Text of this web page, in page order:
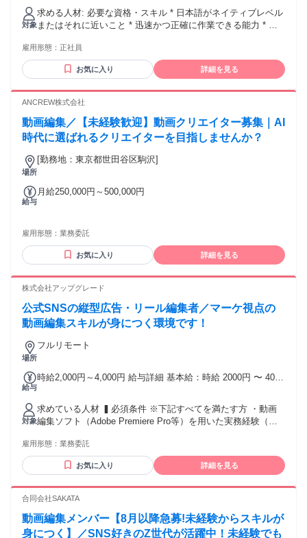
￥47,500〜￥48,000（30時間相当分）を含む。30時間を超え
る残業代は追加で支給する。 みなし残業: 月30時間以内の残
業はみなし残業として扱われます。
対象
求める人材: 必要な資格・スキル * 日本語がネイティブレベル
またはそれに近いこと * 迅速かつ正確に作業できる能力 * 大
能力とコミュニケーション能力 * 細部に注意を払い、自主的
に仕事ができること * ChromeOSおよびG Suite（ドキュメン
ト、スプレッドシート、スライド）に習熟していること * 入
として必要です * 日本国内に在住かつ就労資格がある方限定
雇用形態： 正社員
お気に入り 詳細を見る
ANCREW株式会社
動画編集／【未経験歓迎】動画クリエイター募集｜AI
時代に選ばれるクリエイターを目指しませんか？
場所
[勤務地：東京都世田谷区駒沢]
給与
月給250,000円～500,000円
雇用形態： 業務委託
お気に入り 詳細を見る
株式会社アップグレード
公式SNSの縦型広告・リール編集者／マーケ視点の
動画編集スキルが身につく環境です！
場所
フルリモート
給与
時給2,000円～4,000円 給与詳細 基本給：時給 2000円 〜 4000
対象
求めている人材 ▍必須条件 ※下記すべてを満たす方 ・動画
編集ソフト（Adobe Premiere Pro等）を用いた実務経験（目
実務経験（目安1年以上） ・WEBデザイン業務の実務経験
（目安半年以上） ・縦型／横型を問わず、数十本以上の動画
制作実績 ▍歓迎条件 ・縦型に加え、横型・長尺動画など幅広
動画編集経験 ・動画編集で成果（バズ、高いCVR等）を出し
る方 ・企画や台本制作などマーケティング領域にも主体的に
関わりたい方 ・月1〜2回、あるいは隔週で五反田オフィスに
雇用形態： 業務委託
お気に入り 詳細を見る
合同会社SAKATA
動画編集メンバー【8月以降急募!未経験からスキルが
身につく】／SNS好きのZ世代が活躍中！未経験でも